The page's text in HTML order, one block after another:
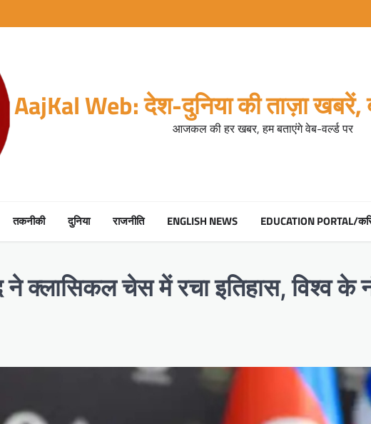
AajKal Web: देश-दुनिया की ताज़ा
आजकल की हर खबर, हम बताएंगे वेब-वर्ल्ड पर
तकनीकी दुनिया राजनीति ENGLISH NEWS EDUCATION PORTAL/
ने क्लासिकल चेस में रचा इतिहास, विश्व के